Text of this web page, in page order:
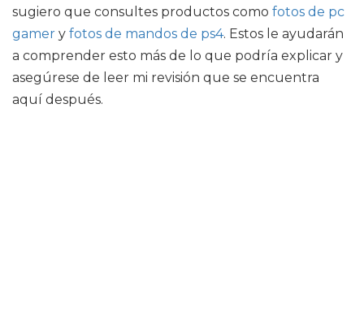
sugiero que consultes productos como fotos de pc
gamer y fotos de mandos de ps4. Estos le ayudarán
a comprender esto más de lo que podría explicar y
asegúrese de leer mi revisión que se encuentra
aquí después.